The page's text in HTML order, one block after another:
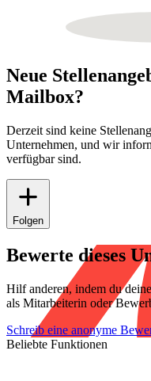
Neue
Mailbox?
Derzeit sind keine
Unternehmen, und wir
verfügbar sind.
Folgen
Bewerte dieses
Hilf anderen, indem du
als Mitarbeiterin oder
Schreib eine anonyme
Beliebte Funktionen